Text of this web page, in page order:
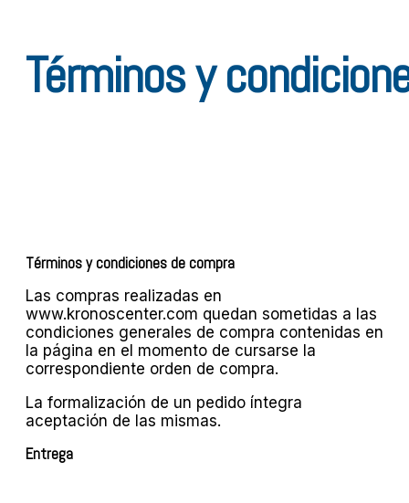
Términos y
Términos y condiciones de compra
Las compras realizadas en
www.kronoscenter.com quedan sometidas a las
condiciones generales de compra contenidas en
la página en el momento de cursarse la
correspondiente orden de compra.
La formalización de un pedido íntegra
aceptación de las mismas.
Entrega